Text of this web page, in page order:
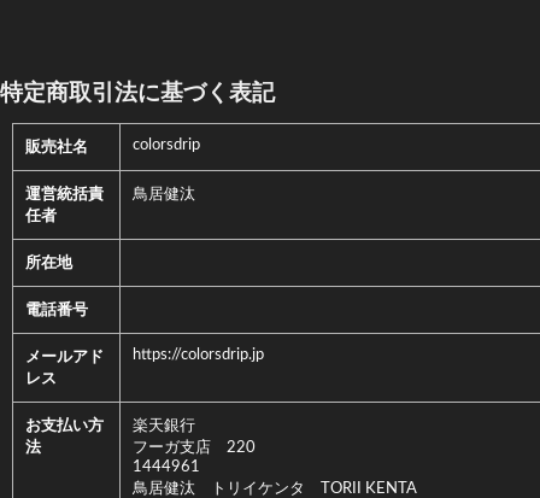
特定商取引法に基づく表記
販売社名 colorsdrip
運営統括責
任者
鳥居健汰
所在地
電話番号
メールアド
レス
https://colorsdrip.jp
お支払い方
法
楽天銀行
フーガ支店 220
1444961
鳥居健汰 トリイケンタ TORII KENTA